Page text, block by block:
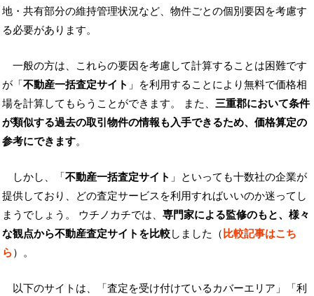
地・共有部分の維持管理状況など、物件ごとの個別要因を考慮す
る必要があります。
一般の方は、これらの要因を考慮して計算することは困難です
が「不動産一括査定サイト 」を利用することにより無料で価格相
場を計算してもらうことができます。 また、 三重郡において条件
が類似する過去の取引物件の情報も入手できるため、価格算定の
参考にできます。
しかし、「不動産一括査定サイト 」といっても十数社の企業が
提供しており、どの査定サービスを利用すればいいのか迷ってし
まうでしょう。 ウチノカチでは、 専門家による監修のもと、様々
な観点から不動産査定サイトを比較しました（比較記事はこち
ら）。
以下のサイトは、「査定を受け付けているカバーエリア」「利